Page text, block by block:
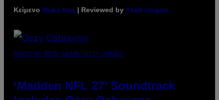
Κείμενο Maha Haq | Reviewed by Ysolt Usigan
PHOTO BY NICK LAHAM/GETTY IMAGES
‘Madden NFL 27’ Soundtrack